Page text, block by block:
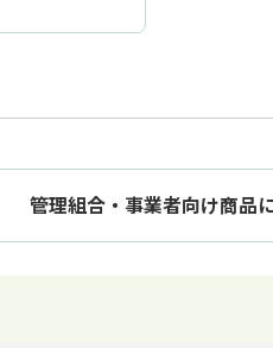
管理組合・事業者向け商品